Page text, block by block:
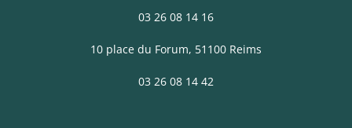
03 26 08 14 16
10 place du Forum, 51100 Reims
03 26 08 14 42